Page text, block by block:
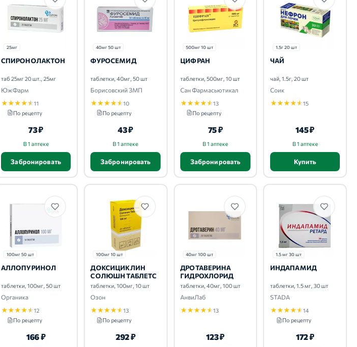
25мг
СПИРОНОЛАКТОН
таб 25мг 20 шт., 25мг
ЮжФарм
★★★★★11
По рецепту
73 ₽
В 1 аптеке
Забронировать
40мг 50 шт
ФУРОСЕМИД
таблетки, 40мг, 50 шт
Борисовский ЗМП
★★★★★10
По рецепту
43 ₽
В 1 аптеке
Забронировать
500мг 10 шт
ЦИФРАН
таблетки, 500мг, 10 шт
Сан Фармасьютикал
★★★★★13
По рецепту
75 ₽
В 1 аптеке
Забронировать
1.5г 20 шт
ЧАЙ
чай, 1.5г, 20 шт
Соик
★★★★★15
145 ₽
В 1 аптеке
Купить
100мг 50 шт
АЛЛОПУРИНОЛ
таблетки, 100мг, 50 шт
Органика
★★★★★12
По рецепту
166 ₽
100мг 10 шт
ДОКСИЦИКЛИН
СОЛЮШН ТАБЛЕТС
таблетки, 100мг, 10 шт
Озон
★★★★★13
По рецепту
292 ₽
40мг 100 шт
ДРОТАВЕРИНА
ГИДРОХЛОРИД
таблетки, 40мг, 100 шт
АнвиЛаб
★★★★★13
123 ₽
1.5 мг 30 шт
ИНДАПАМИД
таблетки, 1.5 мг, 30 шт
STADA
★★★★★14
По рецепту
172 ₽